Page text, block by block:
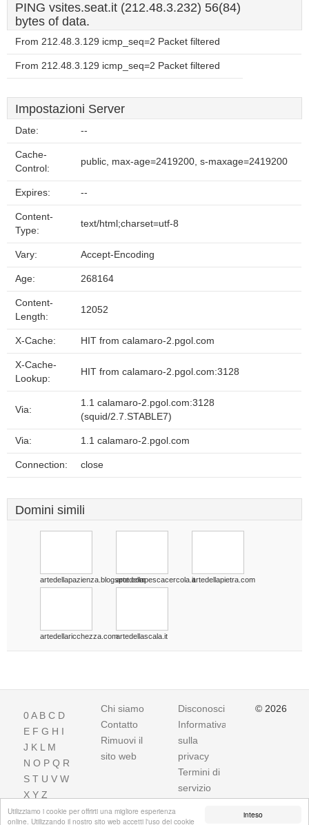
inteso
Utilizziamo i cookie per offrirti una migliore esperienza
online. Utilizzando il nostro sito web accetti l'uso dei cookie
PING vsites.seat.it (212.48.3.232) 56(84)
bytes of data.
From 212.48.3.129 icmp_seq=2 Packet filtered
From 212.48.3.129 icmp_seq=2 Packet filtered
Impostazioni Server
Date: --
Cache-
Control:
public, max-age=2419200, s-maxage=2419200
Expires: --
Content-
Type:
text/html;charset=utf-8
Vary: Accept-Encoding
Age: 268164
Content-
Length:
12052
X-Cache: HIT from calamaro-2.pgol.com
X-Cache-
Lookup:
HIT from calamaro-2.pgol.com:3128
Via:
1.1 calamaro-2.pgol.com:3128
(squid/2.7.STABLE7)
Via: 1.1 calamaro-2.pgol.com
Connection: close
Domini simili
artedellapazienza.blogspot.comartedellapescacercola.itartedellapietra.com
artedellaricchezza.comartedellascala.it
0A B C D
E F G H I
J K L M
N O P Q R
S T U V W
X Y Z
Chi siamo
Contatto
Rimuovi il
sito web
Disconoscimento
Informativa
sulla
privacy
Termini di
servizio
© 2026